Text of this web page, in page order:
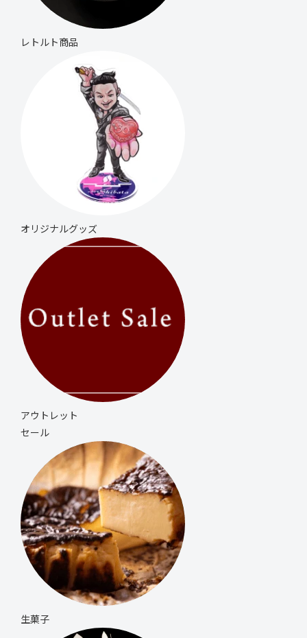
レトルト商品
オリジナルグッズ
アウトレット
セール
生菓子